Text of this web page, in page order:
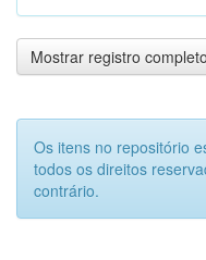
Mostrar registro
Os itens no repositório
todos os direitos
contrário.